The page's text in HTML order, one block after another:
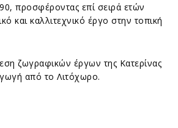
προσφέροντας επί σειρά ετών
και καλλιτεχνικό έργο στην τοπική
ζωγραφικών έργων της Κατερίνας
από το Λιτόχωρο.